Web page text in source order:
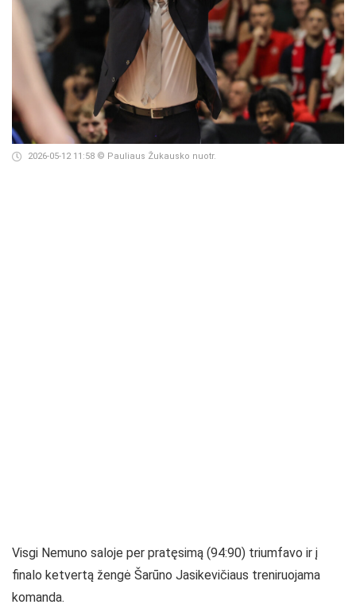
2026-05-12 11:58 © Pauliaus Žukausko nuotr.
Visgi Nemuno saloje per pratęsimą (94:90) triumfavo ir į
finalo ketvertą žengė Šarūno Jasikevičiaus treniruojama
komanda.